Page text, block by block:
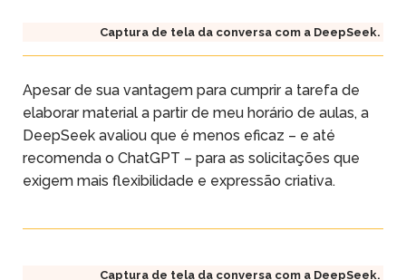
Captura de tela da conversa com a DeepSeek.
Apesar de sua vantagem para cumprir a tarefa de
elaborar material a partir de meu horário de aulas, a
DeepSeek avaliou que é menos eficaz – e até
recomenda o ChatGPT – para as solicitações que
exigem mais flexibilidade e expressão criativa.
Captura de tela da conversa com a DeepSeek.